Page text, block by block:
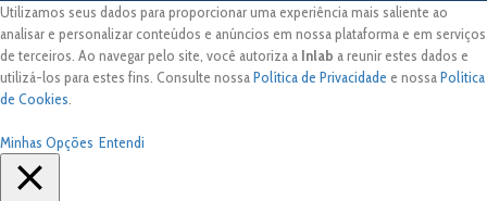
Utilizamos seus dados para proporcionar uma experiência mais saliente ao
analisar e personalizar conteúdos e anúncios em nossa plataforma e em serviços
de terceiros. Ao navegar pelo site, você autoriza a Inlab a reunir estes dados e
utilizá-los para estes fins. Consulte nossaPolítica de Privacidade e nossaPolítica
de Cookies
Minhas Opções Entendi